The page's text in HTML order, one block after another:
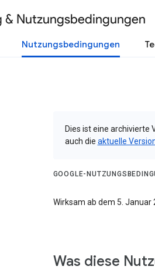
& Nutzungsbedingungen
Nutzungsbedingungen
Dies ist eine archivierte
auch die aktuelle
GOOGLE-
Wirksam ab dem 5. Januar
Was diese